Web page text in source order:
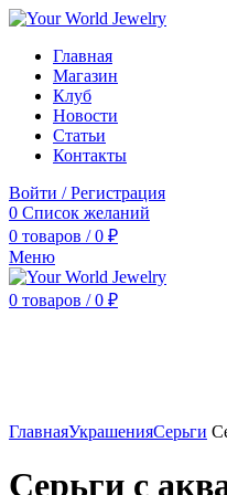
Главная
Магазин
Клуб
Новости
Статьи
Контакты
Войти / Регистрация
0 Список желаний
0 товаров / 0 ₽
Меню
0 товаров / 0 ₽
ГлавнаяУкрашенияСерьги
Серьги с